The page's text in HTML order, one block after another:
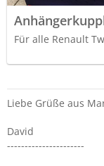
Für alle Renault
Liebe Grüße aus
David
----------------------